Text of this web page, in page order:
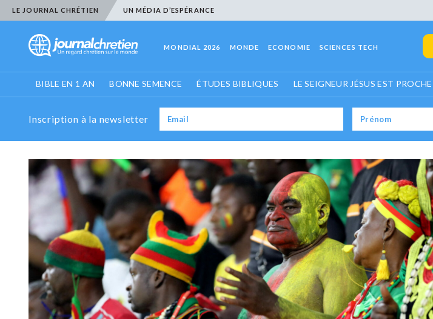
LE JOURNAL CHRÉTIEN UN MÉDIA D’ESPÉRANCE
MONDIAL 2026 MONDE ECONOMIE SCIENCES TECH
BIBLE EN 1 AN BONNE SEMENCE ÉTUDES BIBLIQUES LE SEIGNEUR JÉSUS EST PROCHE
Inscription à la newsletter